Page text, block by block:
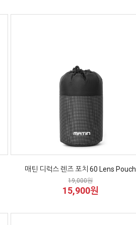
매틴 디럭스 렌즈 포치 60 Lens Pouch
19,000원
15,900원